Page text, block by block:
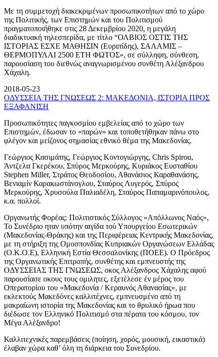
Με τη συμμετοχή διακεκριμένων προσωπικοτήτων από το χώρο
της Πολιτικής, των Επιστημών και του Πολιτισμού
πραγματοποιήθηκε στις 28 Δεκεμβρίου 2020, η μεγάλη
διαδικτυακή τηλεσπερίδα, με τίτλο “ΟΛΒΙΟΣ ΟΣΤΙΣ ΤΗΣ
ΙΣΤΟΡΙΑΣ ΕΣΧΕ ΜΑΘΗΣΙΝ (Ευριπίδης), ΣΑΛΑΜΙΣ –
ΘΕΡΜΟΠΥΛΑΙ 2500 ΕΤΗ ΦΩΤΟΣ», σε σύλληψη, σύνθεση,
παρουσίαση του διεθνώς αναγνωρισμένου συνθέτη Αλέξανδρου
Χάχαλη.
2018-05-23
ΟΔΥΣΣΕΙΑ ΤΗΣ ΓΝΩΣΕΩΣ 2: ΜΑΚΕΔΟΝΙΑ, ΙΣΤΟΡΙΑ ΠΡΟΣ
ΕΞΑΦΑΝΙΣΗ
Προσωπικότητες παγκοσμίου εμβελείας από το χώρο των
Επιστημών, έδωσαν το «παρών» και τοποθετήθηκαν πάνω στο
φλέγον και μείζονος σημασίας εθνικό θέμα της Μακεδονίας.
Γεώργιος Κασιμάτης, Γεώργιος Κοντογιώργης, Chris Spirou,
Άντζελα Γκερέκου, Σπύρος Μερκούρης, Κυριάκος Ευσταθίου
Stephen Miller, Στράτος Θεοδοσίου, Αθανάσιος Καραθανάσης,
Βενιαμίν Καρακωστάνογλου, Σταύρος Λυγερός, Σπύρος
Μερκούρης, Χρυσούλα Παλιαδέλη, Σταύρος Παπαμαρινόπουλος,
κ.α. πολλοί.
Οργανωτής Φορέας: Πολιτιστικός Σύλλογος «Απόλλωνος Ναός»,
Το Συνέδριο ηταν υπότην αιγίδα τού Υπουργείου Εσωτερικών
(Μακεδονίας-Θράκης) και της Περιφέρειας Κεντρικής Μακεδονίας,
με τη στήριξη της Ομοσπονδίας Κυπριακών Οργανώσεων Ελλάδας
(Ο.Κ.Ο.Ε), Ελληνική Εστία Θεσσαλονίκης (ΠΟΕΕ). Ο Πρόεδρος
της Οργανωτικής Επιτροπής, συνθέτης και εμπνευστής της
ΟΔΥΣΣΕΙΑΣ ΤΗΣ ΓΝΩΣΕΩΣ, οκος Αλέξανδρος Χάχαλης αφού
παρουσίασε οκους τους ομιλητες, εξετέλεσε έν μέρος του
Οπερατορίου του «Μακεδονία / Κεραυνός Αθανασίας», με
εκλεκτούς Μακεδόνες καλλιτέχνες, εμπνευσμένο από τη
μακραίωνη ιστορία της Μακεδονίας και το θρυλικό ήρωα που
διέδωσε τον Ελληνικό Πολιτισμό στα πέρατα του κόσμου, τον
Μέγα Αλέξανδρο!
Καλλιτεχνικές παρεμβάσεις (ποίηση, χορός, μουσική, εικαστικά)
έλαβαν χώρα καθ’ όλη τη διάρκεια του Συνεδρίου.